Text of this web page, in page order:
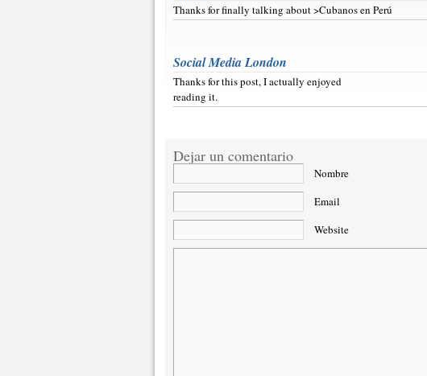
Thanks for finally talking about >Cubanos en Perú
Social Media London
Thanks for this post, I actually enjoyed
reading it.
Dejar un comentario
Nombre
Email
Website